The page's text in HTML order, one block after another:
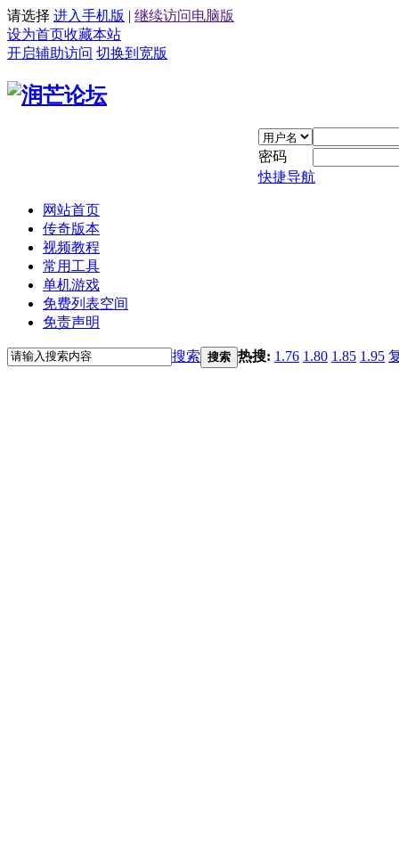
请选择 进入手机版 | 继续访问电脑版
设为首页收藏本站
开启辅助访问 切换到宽版
密码
快捷导航
网站首页
传奇版本
视频教程
常用工具
单机游戏
免费列表空间
免责声明
搜索 搜索 热搜: 1.76 1.80 1.85 1.95